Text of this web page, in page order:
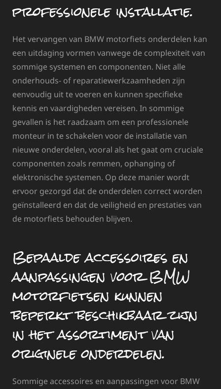
professionele installatie.
Het vervangen van BMW motorfiets onderdelen kan
een uitdaging vormen vanwege de complexiteit van
sommige systemen en componenten. Niet alle
onderhouds- of reparatiewerkzaamheden zijn
eenvoudig uit te voeren en kunnen specifieke
kennis en vaardigheden vereisen. In sommige
gevallen is het raadzaam om een professionele
monteur in te schakelen voor de installatie van
nieuwe onderdelen, vooral als het gaat om cruciale
componenten zoals remmen, ophanging of
elektronische systemen. Op deze manier wordt
ervoor gezorgd dat de onderdelen correct worden
geïnstalleerd en dat de veiligheid en prestaties van
de motorfiets behouden blijven.
Bepaalde accessoires en
aanpassingen voor BMW
motorfietsen kunnen
beperkt beschikbaar zijn
in het assortiment van
originele onderdelen.
Sommige accessoires en aanpassingen voor BMW